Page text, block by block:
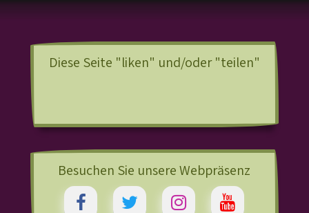
Diese Seite "liken" und/oder "teilen"
Besuchen Sie unsere Webpräsenz